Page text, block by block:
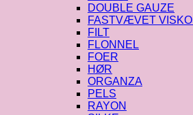
DOUBLE GAUZE
FASTVÆVET
FILT
FLONNEL
FOER
HØR
ORGANZA
PELS
RAYON